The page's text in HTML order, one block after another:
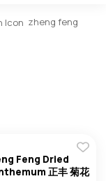
zheng feng
Feng Dried
正丰 菊花